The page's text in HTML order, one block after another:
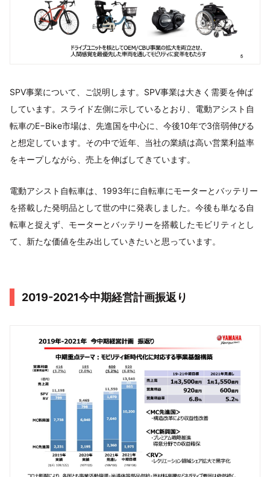
SPV事業について、ご説明します。SPV事業は大きく需要を伸ば
しています。スライド左側に示しているとおり、電動アシスト自
転車のE−Bike市場は、先進国を中心に、今後10年で3倍弱伸びる
と想定しています。その中で近年、当社の業績は高い営業利益率
をキープしながら、売上を伸ばしてきています。
電動アシスト自転車は、1993年に自転車にモーターとバッテリー
を搭載した発明品として世の中に発表しました。今後も単なる自
転車と捉えず、モーターとバッテリーを搭載したモビリティとし
て、新たな価値を生み出していきたいと思っています。
2019-2021今中期経営計画振返り